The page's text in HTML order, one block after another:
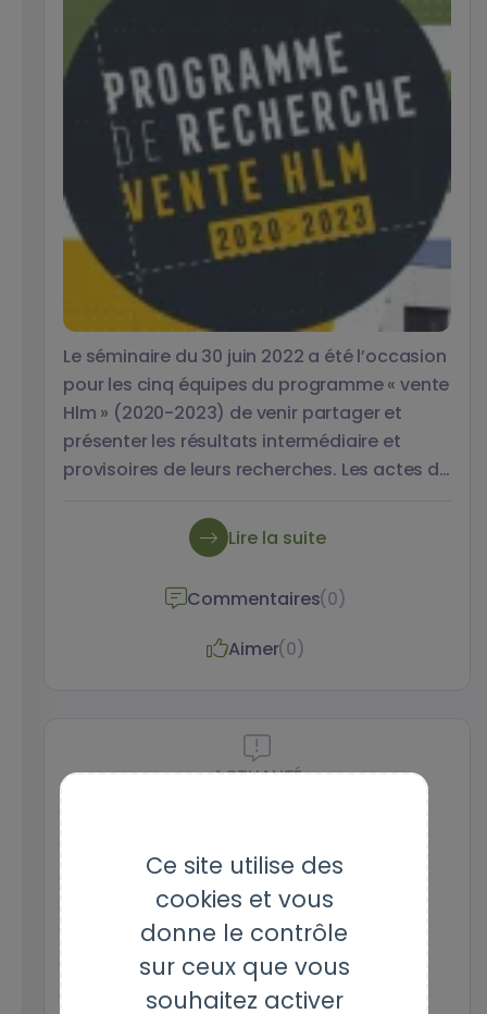
Le séminaire du 30 juin 2022 a été l’occasion
pour les cinq équipes du programme « vente
Hlm » (2020-2023) de venir partager et
présenter les résultats intermédiaire et
provisoires de leurs recherches. Les actes de
chercheurs et acteurs sont désormais
Lire la suite
Commentaires(0)
Aimer(0)
ACTUALITÉ
Publié le 07 février 2023 à 10:24
Profils et stratégies : vers une
typologie des acquéreurs de
logements Hlm
Ce site utilise des
cookies et vous
donne le contrôle
sur ceux que vous
souhaitez activer